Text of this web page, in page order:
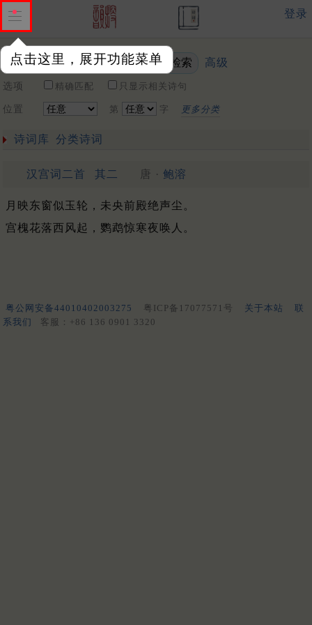
点击这里，展开功能菜单
登录
关键词 高级
选项 精确匹配 只显示相关诗句
位置 第 字 更多分类
诗词库 分类诗词
汉宫词二首 其二 唐 · 鲍溶
月映东窗似玉轮，未央前殿绝声尘。
宫槐花落西风起，鹦鹉惊寒夜唤人。
粤公网安备44010402003275 粤ICP备17077571号 关于本站
联
系我们
客服：+86 136 0901 3320